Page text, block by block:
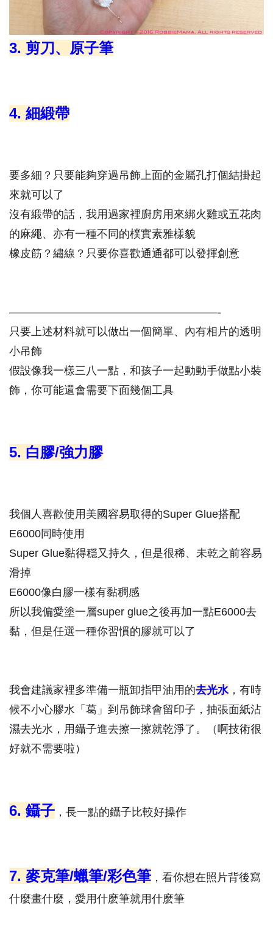
3. 剪刀、原子筆
4. 細緞帶
要多細？只要能夠穿過吊飾上面的金屬孔打個結掛起
來就可以了
沒有緞帶的話，我用過家裡廚房用來綁火雞或五花肉
的麻繩、亦有一種不同的樸實素雅樣貌
橡皮筋？繡線？只要你喜歡通通都可以發揮創意
———————————————————-
只要上述材料就可以做出一個簡單、內有相片的透明
小吊飾
假設像我一樣三八一點，和孩子一起動動手做點小裝
飾，你可能還會需要下面幾個工具
5. 白膠/強力膠
我個人喜歡使用美國容易取得的Super Glue搭配
E6000同時使用
Super Glue黏得穩又持久，但是很稀、未乾之前容易
滑掉
E6000像白膠一樣有黏稠感
所以我偏愛塗一層super glue之後再加一點E6000去
黏，但是任選一種你習慣的膠就可以了
我會建議家裡多準備一瓶卸指甲油用的去光水，有時
候不小心膠水「葛」到吊飾球會留印子，抽張面紙沾
濕去光水，用鑷子進去擦一擦就乾淨了。（啊技術很
好就不需要啦）
6. 鑷子 ，長一點的鑷子比較好操作
7. 麥克筆/蠟筆/彩色筆 ，看你想在照片背後寫
什麼畫什麼，愛用什麽筆就用什麽筆